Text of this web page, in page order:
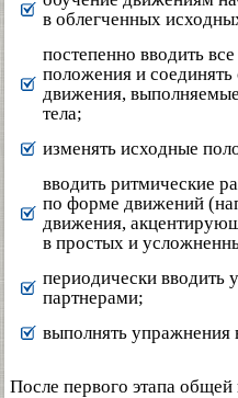
в облегченных
постепенно вводить
положения и
движения,
тела;
изменять исходные
вводить ритмические
по форме движений
движения,
в простых и
периодически вводить
партнерами;
выполнять упражнения
После первого этапа общей